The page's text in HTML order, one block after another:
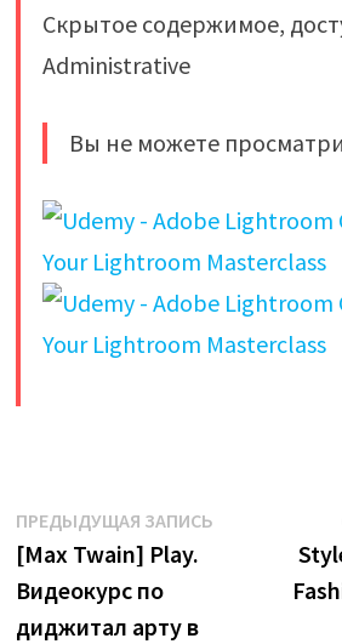
Скрытое содержимое,
Administrative
Вы не можете
Навигация
по
записям
ПРЕДЫДУЩАЯ ЗАПИСЬПредыдущая
[Max Twain] Play.
Видеокурс по
диджитал арту в